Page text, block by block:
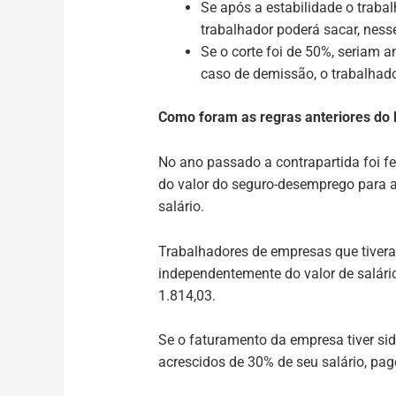
Se após a estabilidade o
trabalhador poderá sacar,
Se o corte foi de 50%, seriam
caso de demissão, o
Como foram as regras anteriores do
No ano passado a contrapartida foi
do valor do seguro-desemprego
salário.
Trabalhadores de empresas que
independentemente do valor de
1.814,03.
Se o faturamento da empresa tiver
acrescidos de 30% de seu salário,